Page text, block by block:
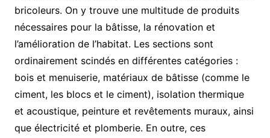
bricoleurs. On y trouve une multitude de produits
nécessaires pour la bâtisse, la rénovation et
l’amélioration de l’habitat. Les sections sont
ordinairement scindés en différentes catégories :
bois et menuiserie, matériaux de bâtisse (comme le
ciment, les blocs et le ciment), isolation thermique
et acoustique, peinture et revêtements muraux, ainsi
que électricité et plomberie. En outre, ces